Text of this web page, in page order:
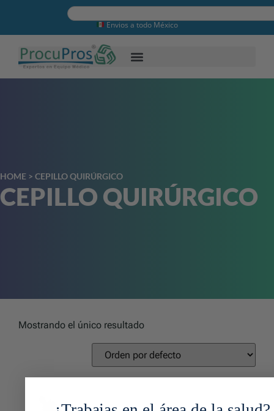
Envios a todo México
HOME > CEPILLO QUIRÚRGICO
CEPILLO QUIRÚRGICO
Mostrando el único resultado